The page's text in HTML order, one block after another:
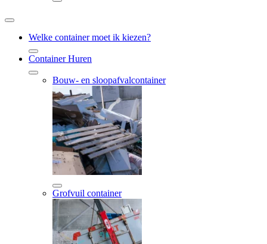
Welke container moet ik kiezen?
Container Huren
Bouw- en sloopafvalcontainer
Grofvuil container